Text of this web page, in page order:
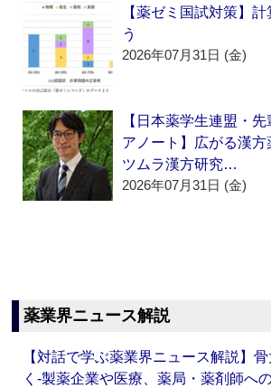
【薬ゼミ国試対策】
う
2026年07月31日 (金)
【日本薬学生連盟・
アノート】広がる漢
ツムラ漢方研究…
2026年07月31日 (金)
薬業界ニュース解説
【対話で学ぶ薬業界ニュース解説】
く‐製薬企業や医療、薬局・薬剤師へ